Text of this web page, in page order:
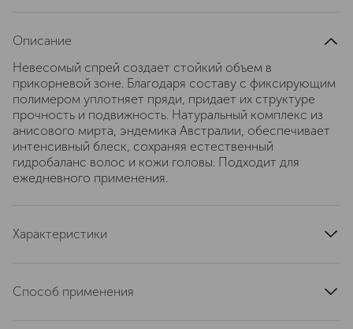
Описание
Невесомый спрей создает стойкий объем в
прикорневой зоне. Благодаря составу с фиксирующим
полимером уплотняет пряди, придает их структуре
прочность и подвижность. Натуральный комплекс из
анисового мирта, эндемика Австралии, обеспечивает
интенсивный блеск, сохраняя естественный
гидробаланс волос и кожи головы. Подходит для
ежедневного применения.
Характеристики
Способ применения